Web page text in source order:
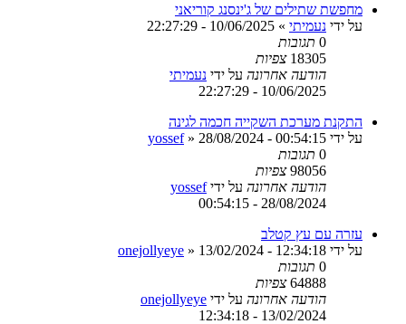
מחפשת שתילים של ג'ינסנג קוריאני
על ידי נעמיתי »
10/06/2025 - 22:27:29
0 תגובות
18305 צפיות
הודעה אחרונה על ידי נעמיתי
10/06/2025 - 22:27:29
התקנת מערכת השקייה חכמה לגינה
על ידי
yossef» 28/08/2024 - 00:54:15
0 תגובות
98056 צפיות
הודעה אחרונה על ידיyossef
28/08/2024 - 00:54:15
עזרה עם עץ קטלב
על ידי
onejollyeye » 13/02/2024 - 12:34:18
0 תגובות
64888 צפיות
הודעה אחרונה על ידי onejollyeye
13/02/2024 - 12:34:18